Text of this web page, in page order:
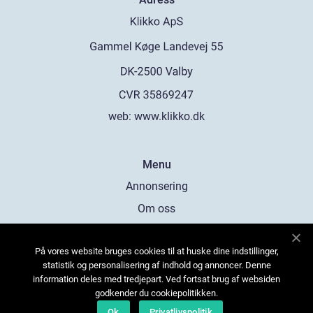
web: www.klikko.dk
Menu
Annonsering
Om oss
Kontakta oss
Sitemap
På vores website bruges cookies til at huske dine indstillinger,
statistik og personalisering af indhold og annoncer. Denne
information deles med tredjepart. Ved fortsat brug af websiden
godkender du cookiepolitikken.